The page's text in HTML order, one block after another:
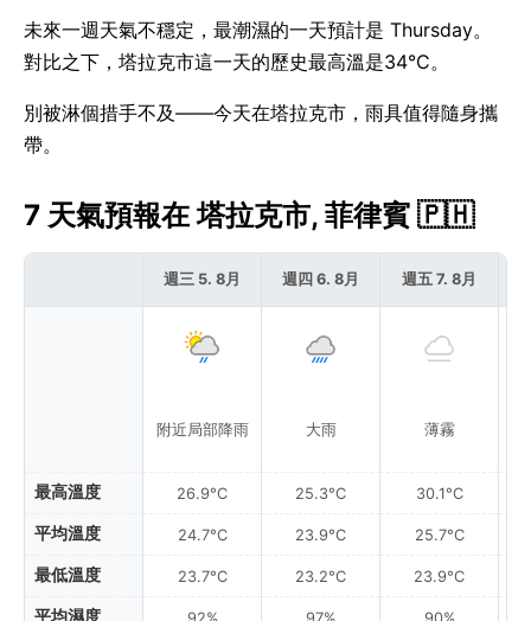
未來一週天氣不穩定，最潮濕的一天預計是 Thursday。
對比之下，塔拉克市這一天的歷史最高溫是34°C。
別被淋個措手不及——今天在塔拉克市，雨具值得隨身攜
帶。
7 天氣預報在 塔拉克市, 菲律賓 🇵🇭
最高溫度
平均溫度
最低溫度
平均濕度
週三 5. 8月
附近局部降雨
26.9°C
24.7°C
23.7°C
92%
週四 6. 8月
大雨
25.3°C
23.9°C
23.2°C
97%
週五 7. 8月
薄霧
30.1°C
25.7°C
23.9°C
90%